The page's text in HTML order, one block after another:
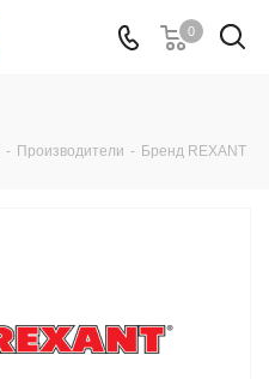
0
- Производители - Бренд REXANT